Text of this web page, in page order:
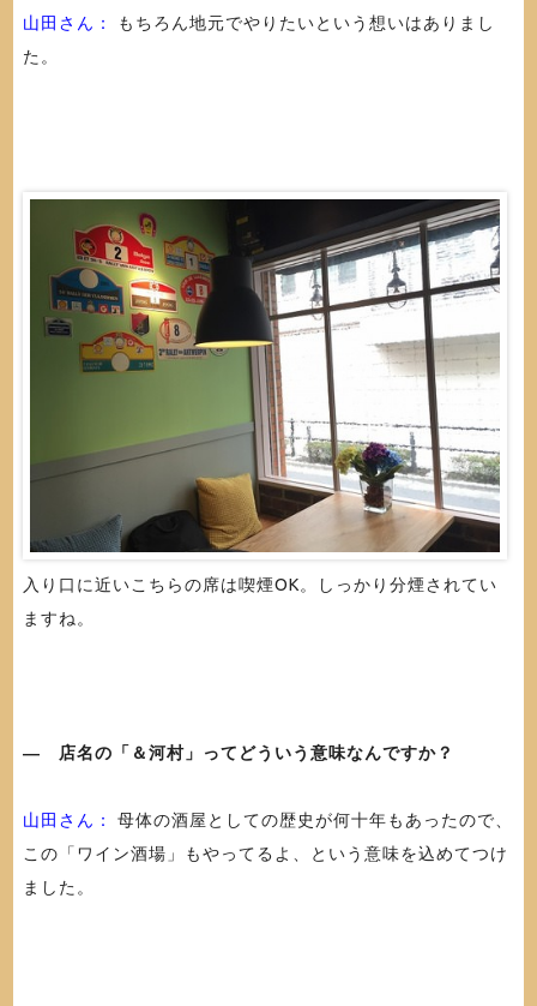
山田さん：
もちろん地元でやりたいという想いはありまし
た。
入り口に近いこちらの席は喫煙OK。しっかり分煙されてい
ますね。
― 店名の「＆河村」ってどういう意味なんですか？
山田さん：
母体の酒屋としての歴史が何十年もあったので、
この「ワイン酒場」もやってるよ、という意味を込めてつけ
ました。